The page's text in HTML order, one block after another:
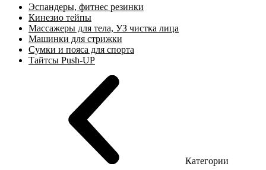
Эспандеры, фитнес резинки
Кинезио тейпы
Массажеры для тела, УЗ чистка лица
Машинки для стрижки
Сумки и пояса для спорта
Тайтсы Push-UP
Категории